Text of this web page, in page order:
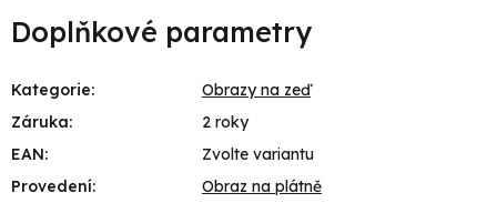
Doplňkové parametry
Kategorie:
Obrazy na zeď
Záruka:
2 roky
EAN:
Zvolte variantu
Provedení:
Obraz na plátně